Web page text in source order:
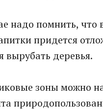
надо помнить, что
придется
вырубать деревья.
зоны можно